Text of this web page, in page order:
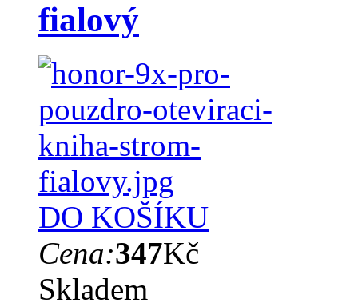
fialový
DO KOŠÍKU
Cena:347Kč
Skladem